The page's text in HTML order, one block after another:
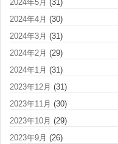
2024年5月 (31)
2024年4月 (30)
2024年3月 (31)
2024年2月 (29)
2024年1月 (31)
2023年12月 (31)
2023年11月 (30)
2023年10月 (29)
2023年9月 (26)